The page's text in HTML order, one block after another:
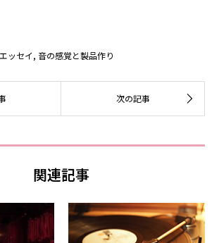
ッセイ, 音の感覚と製品作り
関連記事